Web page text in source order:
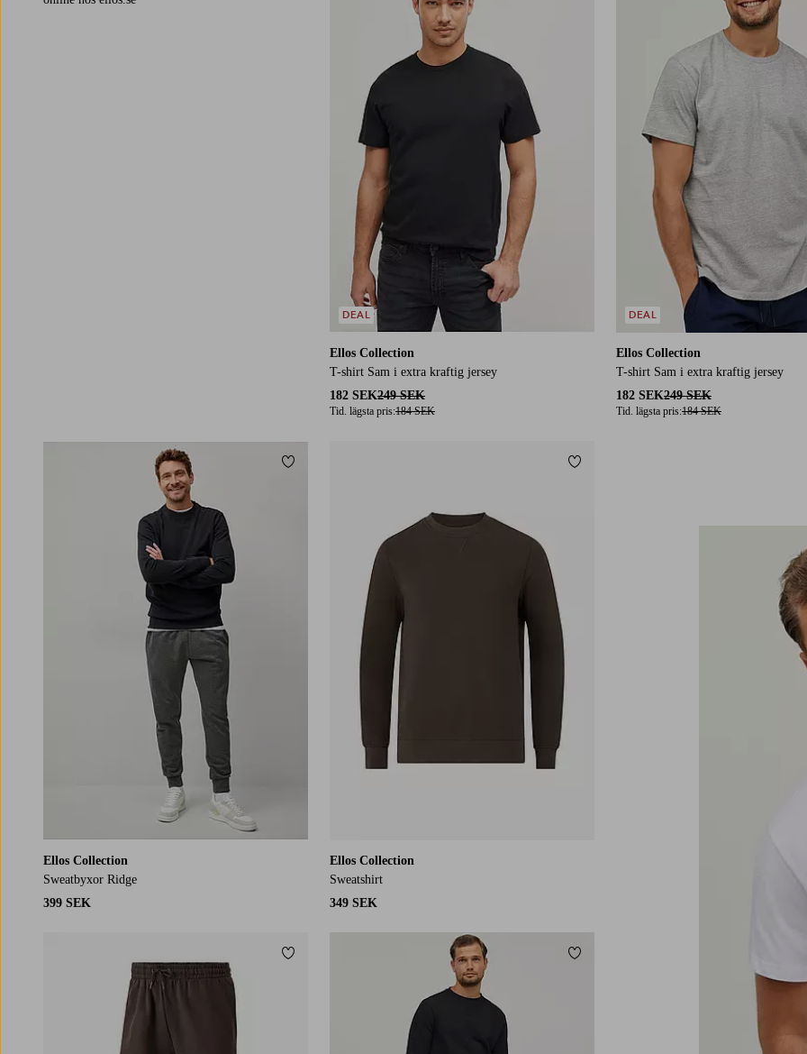
Ellos Collection
T-shirt Sam i extra kraftig jersey
182 SEK249 SEK
Tid. lägsta pris:184 SEK
DEAL
Ellos Collection
T-shirt Sam i extra kraftig jersey
182 SEK249 SEK
Tid. lägsta pris:184 SEK
DEAL
Ellos Collection
Sweatbyxor Ridge
399 SEK
Lägg till i favoriter
Ellos Collection
Sweatshirt
349 SEK
Lägg till i favoriter
Lägg till i favoriter Lägg till i favoriter